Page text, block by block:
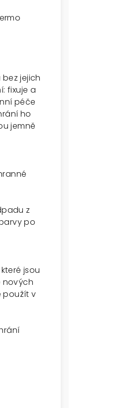
jejich
fixuje a
péče
ho
jemně
z
po
jsou
nových
použít v